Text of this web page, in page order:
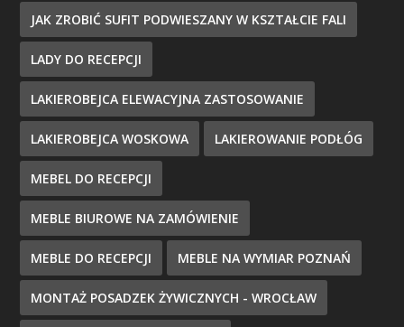
JAK ZROBIĆ SUFIT PODWIESZANY W KSZTAŁCIE FALI
LADY DO RECEPCJI
LAKIEROBEJCA ELEWACYJNA ZASTOSOWANIE
LAKIEROBEJCA WOSKOWA LAKIEROWANIE PODŁÓG
MEBEL DO RECEPCJI
MEBLE BIUROWE NA ZAMÓWIENIE
MEBLE DO RECEPCJI MEBLE NA WYMIAR POZNAŃ
MONTAŻ POSADZEK ŻYWICZNYCH - WROCŁAW